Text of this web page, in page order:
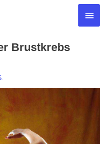
Brustkrebs